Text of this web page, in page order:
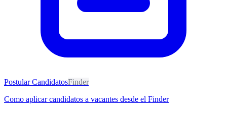
Postular CandidatosFinder
Como aplicar candidatos a vacantes desde el Finder